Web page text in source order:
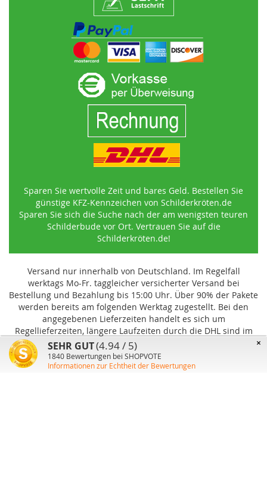
Sparen Sie wertvolle Zeit und bares Geld. Bestellen Sie
günstige KFZ-Kennzeichen von Schilderkröten.de
Sparen Sie sich die Suche nach der am wenigsten teuren
Schilderbude vor Ort. Vertrauen Sie auf die
Schilderkröten.de!
Versand nur innerhalb von Deutschland. Im Regelfall
werktags Mo-Fr. taggleicher versicherter Versand bei
Bestellung und Bezahlung bis 15:00 Uhr. Über 90% der Pakete
werden bereits am folgenden Werktag zugestellt. Bei den
angegebenen Lieferzeiten handelt es sich um
Regellieferzeiten, längere Laufzeiten durch die DHL sind im
Einzelfall möglich und können von uns nicht beeinflusst
werden.
×
SEHR GUT(4.94 / 5)
1840 Bewertungen bei SHOPVOTE
Informationen zur Echtheit der Bewertungen